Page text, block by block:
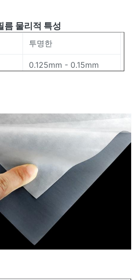
름 물리적 특성
투명한
0.125mm - 0.15mm
17±7g/10분
1.18±0.02g/cm3